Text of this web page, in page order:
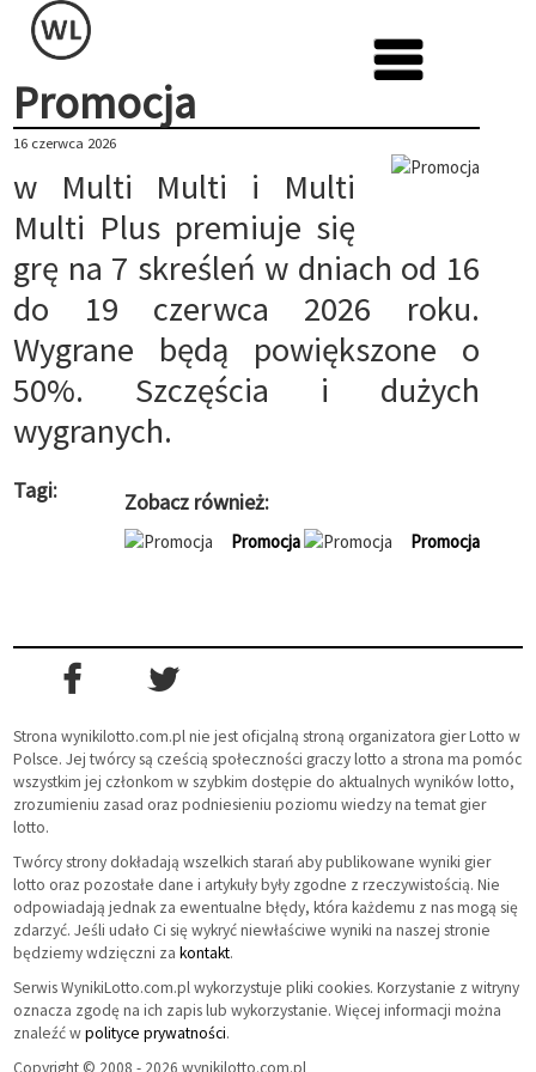
Promocja
16 czerwca 2026
w Multi Multi i Multi
Multi Plus premiuje się
grę na 7 skreśleń w dniach od 16
do 19 czerwca 2026 roku.
Wygrane będą powiększone o
50%. Szczęścia i dużych
wygranych.
Zobacz również:
Promocja Promocja
Tagi:
Strona wynikilotto.com.pl nie jest oficjalną stroną organizatora gier Lotto w
Polsce. Jej twórcy są cześcią społeczności graczy lotto a strona ma pomóc
wszystkim jej członkom w szybkim dostępie do aktualnych wyników lotto,
zrozumieniu zasad oraz podniesieniu poziomu wiedzy na temat gier
lotto.
Twórcy strony dokładają wszelkich starań aby publikowane wyniki gier
lotto oraz pozostałe dane i artykuły były zgodne z rzeczywistością. Nie
odpowiadają jednak za ewentualne błędy, która każdemu z nas mogą się
zdarzyć. Jeśli udało Ci się wykryć niewłaściwe wyniki na naszej stronie
będziemy wdzięczni zakontakt.
Serwis WynikiLotto.com.pl wykorzystuje pliki cookies. Korzystanie z witryny
oznacza zgodę na ich zapis lub wykorzystanie. Więcej informacji można
znaleźć wpolityce prywatności.
Copyright © 2008 - 2026 wynikilotto.com.pl